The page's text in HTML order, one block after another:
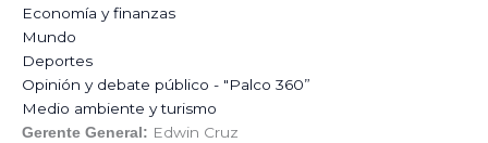
Economía y finanzas
Mundo
Deportes
Opinión y debate público - "Palco 360”
Medio ambiente y turismo
Gerente General: Edwin Cruz